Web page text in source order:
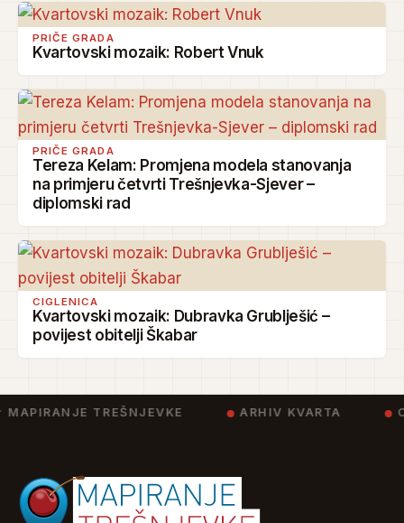
PRIČE GRADA
Kvartovski mozaik: Robert Vnuk
PRIČE GRADA
Tereza Kelam: Promjena modela stanovanja
na primjeru četvrti Trešnjevka-Sjever –
diplomski rad
CIGLENICA
Kvartovski mozaik: Dubravka Grublješić –
povijest obitelji Škabar
TREŠNJEVKE ARHIV KVARTA